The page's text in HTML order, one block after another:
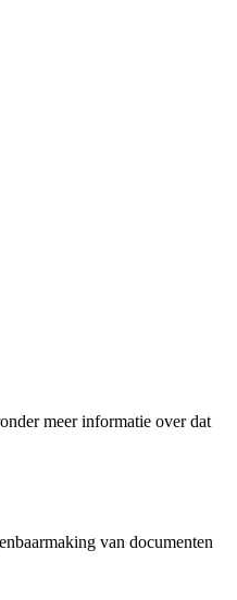
meer informatie over dat
van documenten